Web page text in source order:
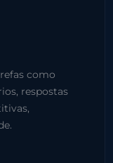
como
respostas